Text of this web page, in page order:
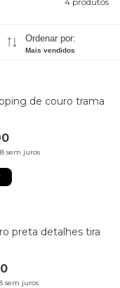
Ordenar por:
Mais vendidos
de couro trama
sem juros
preta detalhes tira
sem juros